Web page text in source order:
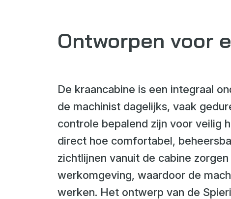
Ontworpen voor
De kraancabine is een integraal
de machinist dagelijks, vaak
controle bepalend zijn voor veilig
direct hoe comfortabel,
zichtlijnen vanuit de cabine
werkomgeving, waardoor de
werken. Het ontwerp van de